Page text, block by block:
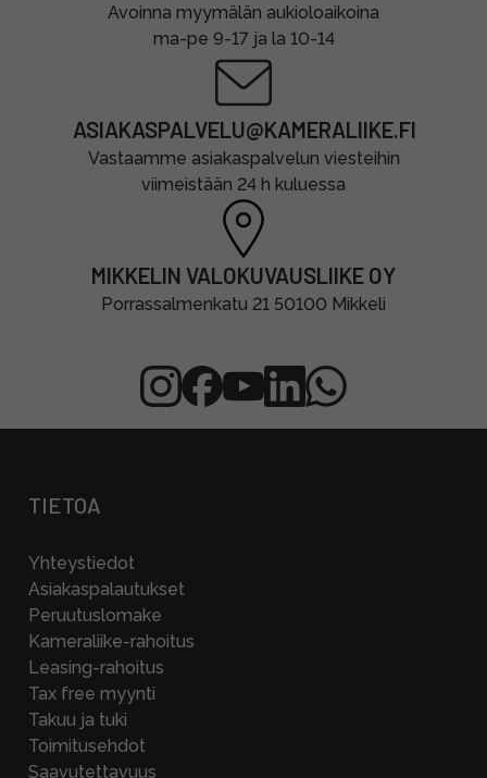
Avoinna myymälän aukioloaikoina
ma-pe 9-17 ja la 10-14
ASIAKASPALVELU@KAMERALIIKE.FI
Vastaamme asiakaspalvelun viesteihin
viimeistään 24 h kuluessa
MIKKELIN VALOKUVAUSLIIKE OY
Porrassalmenkatu 21 50100 Mikkeli
TIETOA
Yhteystiedot
Asiakaspalautukset
Peruutuslomake
Kameraliike-rahoitus
Leasing-rahoitus
Tax free myynti
Takuu ja tuki
Toimitusehdot
Saavutettavuus